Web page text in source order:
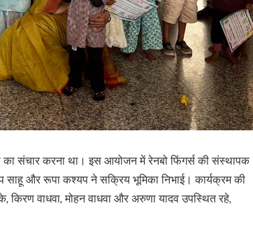
का संचार करना था। इस आयोजन में रेनबो फिंगर्स की संस्थापक
साहू और रूपा कश्यप ने सक्रिय भूमिका निभाई। कार्यक्रम की
किरण वाधवा, मोहन वाधवा और अरुणा यादव उपस्थित रहे,